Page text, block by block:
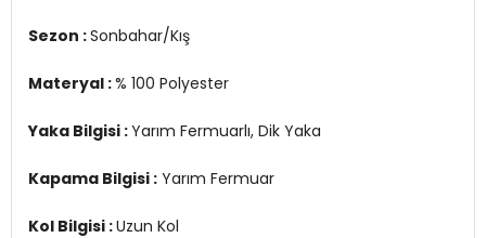
Sezon :Sonbahar/Kış
Materyal :% 100 Polyester
Yaka Bilgisi :Yarım Fermuarlı, Dik Yaka
Kapama Bilgisi : Yarım Fermuar
Kol Bilgisi :Uzun Kol